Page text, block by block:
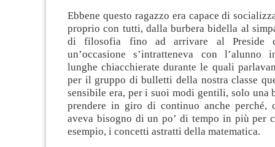
Ebbene questo ragazzo era capace di
proprio con tutti, dalla burbera bidella al
di filosofia fino ad arrivare al
un’occasione s’intratteneva con l’alunno
lunghe chiacchierate durante le quali
per il gruppo di bulletti della nostra classe
sensibile era, per i suoi modi gentili, solo una
prendere in giro di continuo anche perché,
aveva bisogno di un po’ di tempo in più per
esempio, i concetti astratti della matematica.